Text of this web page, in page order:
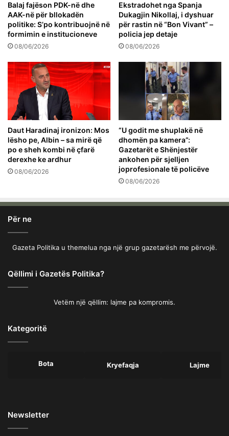
Balaj fajëson PDK-në dhe
AAK-në për bllokadën
politike: S’po kontribuojnë në
formimin e institucioneve
08/06/2026
Ekstradohet nga Spanja
Dukagjin Nikollaj, i dyshuar
për rastin në “Bon Vivant” –
policia jep detaje
08/06/2026
Daut Haradinaj ironizon: Mos
lësho pe, Albin – sa mirë që
po e sheh kombi në çfarë
derexhe ke ardhur
08/06/2026
“U godit me shuplakë në
dhomën pa kamera”:
Gazetarët e Shënjestër
ankohen për sjelljen
joprofesionale të policëve
08/06/2026
Për ne
Gazeta Politika u themelua nga një grup gazetarësh me përvojë.
Qëllimi i Gazetës Politika?
Vetëm një qëllim: lajme pa kompromis.
Kategoritë
Bota Kryefaqja Lajme
Newsletter